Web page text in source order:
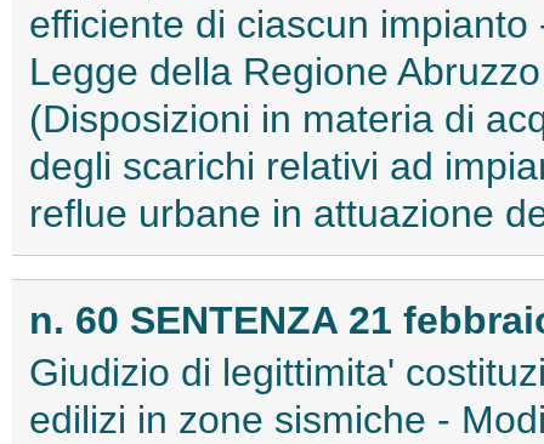
efficiente di ciascun
Legge della Regione
(Disposizioni in materia di
degli scarichi relativi ad
reflue urbane in attuazione
n. 60 SENTENZA 21
Giudizio di legittimita'
edilizi in zone sismiche -